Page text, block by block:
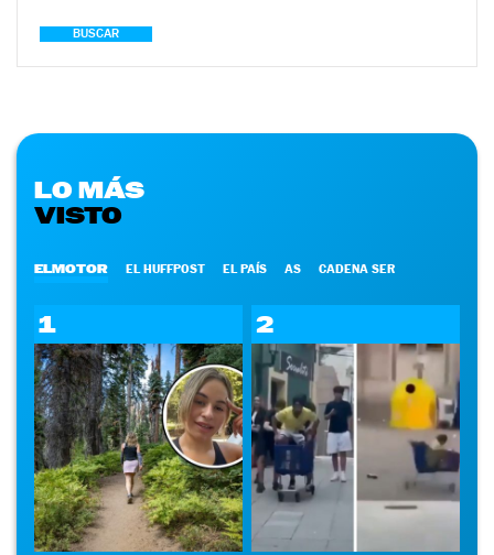
BUSCAR
LO MÁS
VISTO
ELMOTOR EL HUFFPOST EL PAÍS AS CADENA SER
1 2